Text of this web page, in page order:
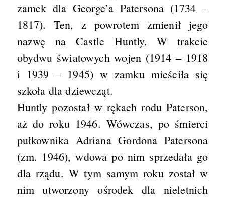
zamek dla George’a Patersona (1734 –
1817). Ten, z powrotem zmienił jego
nazwę na Castle Huntly. W trakcie
obydwu światowych wojen (1914 – 1918
i 1939 – 1945) w zamku mieściła się
szkoła dla dziewcząt.
Huntly pozostał w rękach rodu Paterson,
aż do roku 1946. Wówczas, po śmierci
pułkownika Adriana Gordona Patersona
(zm. 1946), wdowa po nim sprzedała go
dla rządu. W tym samym roku został w
nim utworzony ośrodek dla nieletnich